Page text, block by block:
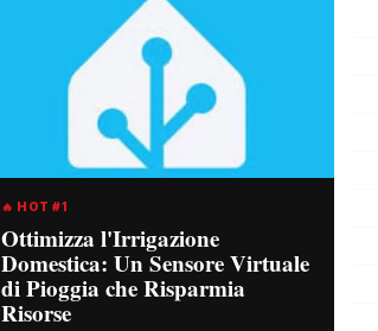
🔥 HOT #1
Ottimizza l'Irrigazione
Domestica: Un Sensore Virtuale
di Pioggia che Risparmia
Risorse